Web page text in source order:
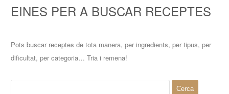
EINES PER A BUSCAR RECEPTES
Pots buscar receptes de tota manera, per ingredients, per tipus, per
dificultat, per categoria… Tria i remena!